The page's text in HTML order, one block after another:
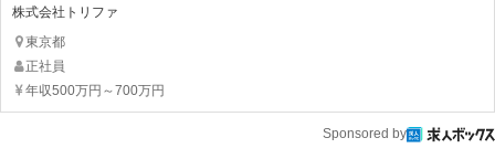
株式会社トリファ
東京都
正社員
年収500万円～700万円
Sponsored by